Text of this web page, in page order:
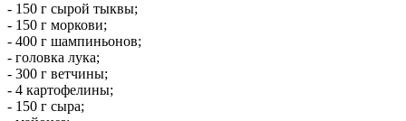
- 150 г сырой тыквы;
- 150 г моркови;
- 400 г шампиньонов;
- головка лука;
- 300 г ветчины;
- 4 картофелины;
- 150 г сыра;